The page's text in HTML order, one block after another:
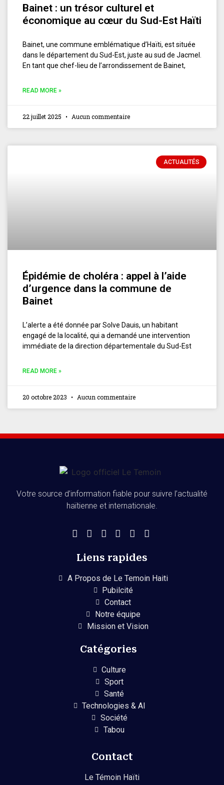
Bainet : un trésor culturel et
économique au cœur du Sud-Est Haïti
Bainet, une commune emblématique d’Haïti, est située
dans le département du Sud-Est, juste au sud de Jacmel.
En tant que chef-lieu de l’arrondissement de Bainet,
READ MORE »
22 juillet 2025 Aucun commentaire
ACTUALITÉS
Épidémie de choléra : appel à l’aide
d’urgence dans la commune de
Bainet
L’alerte a été donnée par Solve Dauis, un habitant
engagé de la localité, qui a demandé une intervention
immédiate de la direction départementale du Sud-Est
READ MORE »
20 octobre 2023 Aucun commentaire
Votre source d’information fiable pour suivre l’actualité
haïtienne et internationale.
Liens rapides
A Propos de Le Temoin Haiti
Pubilcité
Contact
Notre équipe
Mission et Vision
Catégories
Culture
Sport
Santé
Technologies & AI
Société
Tabou
Contact
Le Témoin Haïti